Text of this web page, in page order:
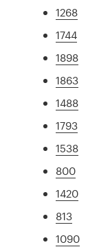
1268
1744
1898
1863
1488
1793
1538
800
1420
813
1090